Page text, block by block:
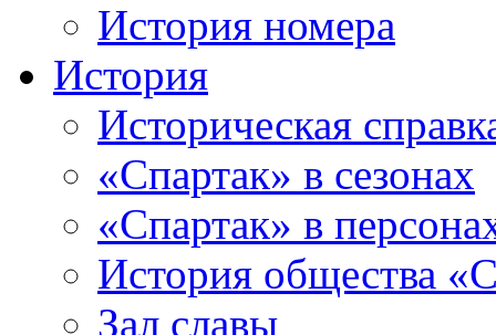
История номера
История
Историческая
«Спартак» в сезонах
«Спартак» в
История общества
Зал славы